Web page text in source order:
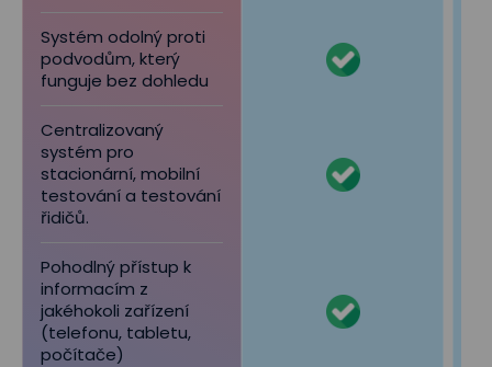
Systém odolný proti
podvodům, který
funguje bez dohledu
Centralizovaný
systém pro
stacionární, mobilní
testování a testování
řidičů.
Pohodlný přístup k
informacím z
jakéhokoli zařízení
(telefonu, tabletu,
počítače)